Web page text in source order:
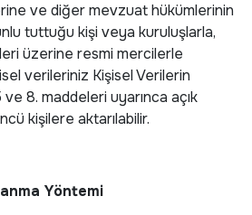
ve diğer mevzuat hükümlerinin
tuttuğu kişi veya kuruluşlarla,
üzerine resmi mercilerle
verileriniz Kişisel Verilerin
8. maddeleri uyarınca açık
kişilere aktarılabilir.
Yöntemi